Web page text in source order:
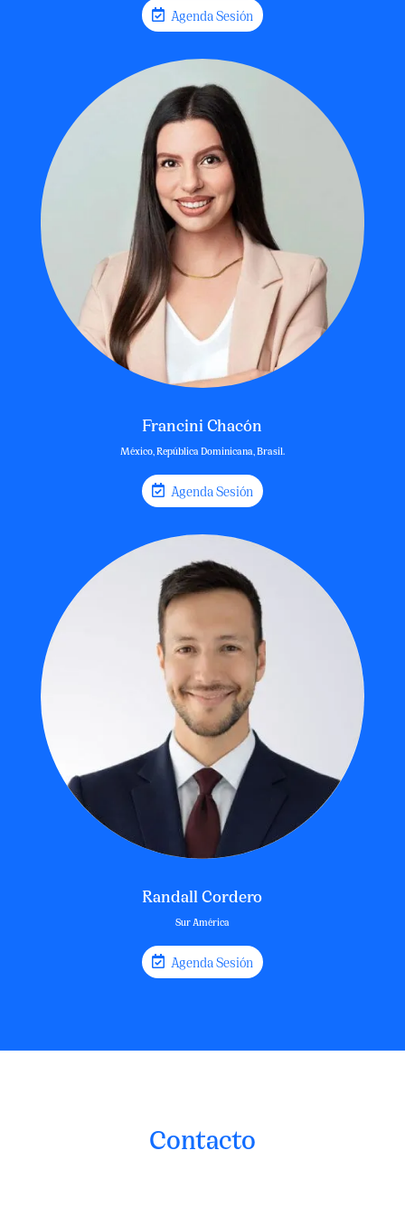
Agenda Sesión
Francini Chacón
México, República Dominicana, Brasil.
Agenda Sesión
Randall Cordero
Sur América
Agenda Sesión
Contacto